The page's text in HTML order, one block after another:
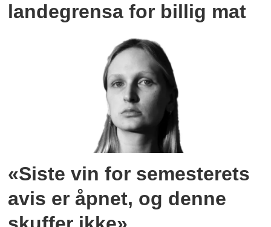
landegrensa for billig mat
«Siste vin for semesterets
avis er åpnet, og denne